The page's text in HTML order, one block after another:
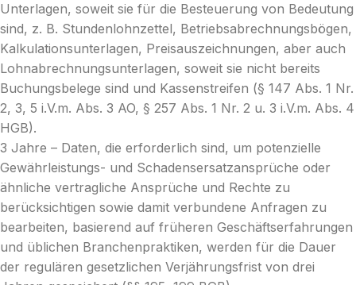
Unterlagen, soweit sie für die Besteuerung von Bedeutung
sind, z. B. Stundenlohnzettel, Betriebsabrechnungsbögen,
Kalkulationsunterlagen, Preisauszeichnungen, aber auch
Lohnabrechnungsunterlagen, soweit sie nicht bereits
Buchungsbelege sind und Kassenstreifen (§ 147 Abs. 1 Nr.
2, 3, 5 i.V.m. Abs. 3 AO, § 257 Abs. 1 Nr. 2 u. 3 i.V.m. Abs. 4
HGB).
3 Jahre – Daten, die erforderlich sind, um potenzielle
Gewährleistungs- und Schadensersatzansprüche oder
ähnliche vertragliche Ansprüche und Rechte zu
berücksichtigen sowie damit verbundene Anfragen zu
bearbeiten, basierend auf früheren Geschäftserfahrungen
und üblichen Branchenpraktiken, werden für die Dauer
der regulären gesetzlichen Verjährungsfrist von drei